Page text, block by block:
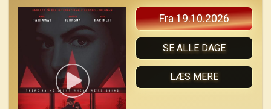
Fra 19.10.2026
SE ALLE DAGE
LÆS MERE